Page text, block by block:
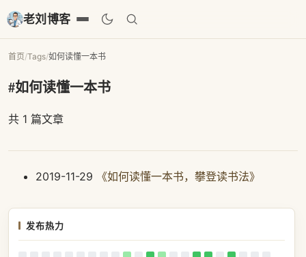
老刘博客
首页/Tags/如何读懂一本书
#如何读懂一本书
共 1 篇文章
2019-11-29 《如何读懂一本书，攀登读书法》
发布热力